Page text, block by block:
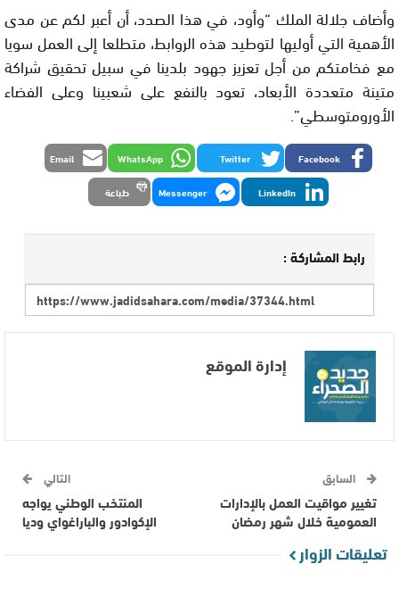
وأضاف جلالة الملك “وأود، في هذا الصدد، أن أعبر لكم عن مدى
الأهمية التي أوليها لتوطيد هذه الروابط، متطلعا إلى العمل سويا
مع فخامتكم من أجل تعزيز جهود بلدينا في سبيل تحقيق شراكة
متينة متعددة الأبعاد، تعود بالنفع على شعبينا وعلى الفضاء
الأورومتوسطي”.
Facebook
Twitter
WhatsApp
Email
LinkedIn
Messenger طباعة
رابط المشاركة :
إدارة الموقع
السابق
تغيير مواقيت العمل بالإدارات
العمومية خلال شهر رمضان
التالي
المنتخب الوطني يواجه
الإكوادور والباراغواي وديا
تعليقات الزوار